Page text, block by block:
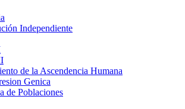
Independiente
de la Ascendencia Humana
Genica
de Poblaciones